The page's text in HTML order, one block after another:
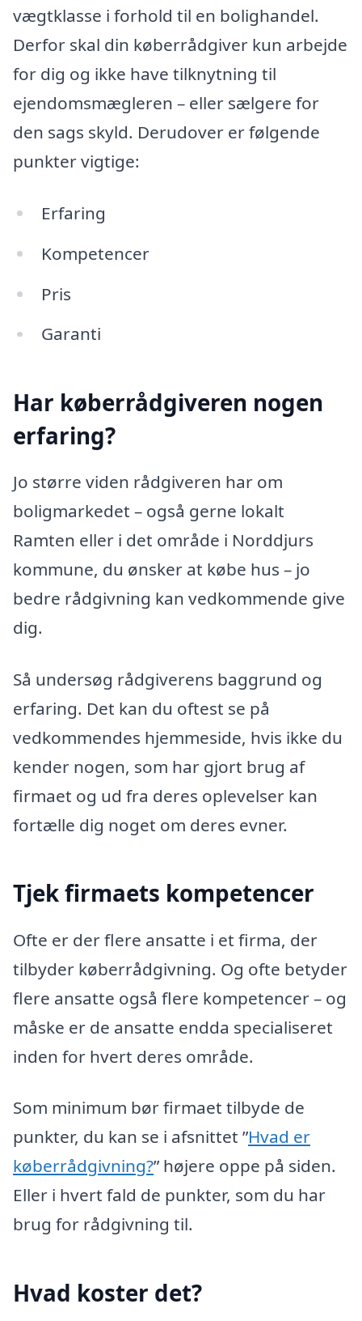
vægtklasse i forhold til en bolighandel.
Derfor skal din køberrådgiver kun arbejde
for dig og ikke have tilknytning til
ejendomsmægleren – eller sælgere for
den sags skyld. Derudover er følgende
punkter vigtige:
Erfaring
Kompetencer
Pris
Garanti
Har køberrådgiveren nogen
erfaring?
Jo større viden rådgiveren har om
boligmarkedet – også gerne lokalt
Ramten eller i det område i Norddjurs
kommune, du ønsker at købe hus – jo
bedre rådgivning kan vedkommende give
dig.
Så undersøg rådgiverens baggrund og
erfaring. Det kan du oftest se på
vedkommendes hjemmeside, hvis ikke du
kender nogen, som har gjort brug af
firmaet og ud fra deres oplevelser kan
fortælle dig noget om deres evner.
Tjek firmaets kompetencer
Ofte er der flere ansatte i et firma, der
tilbyder køberrådgivning. Og ofte betyder
flere ansatte også flere kompetencer – og
måske er de ansatte endda specialiseret
inden for hvert deres område.
Som minimum bør firmaet tilbyde de
punkter, du kan se i afsnittet ”Hvad er
køberrådgivning?” højere oppe på siden.
Eller i hvert fald de punkter, som du har
brug for rådgivning til.
Hvad koster det?